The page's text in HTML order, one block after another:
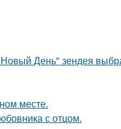
День" зендея
месте.
с отцом.